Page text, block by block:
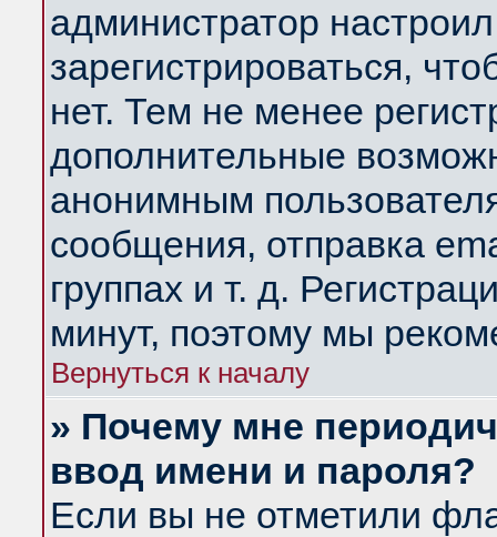
администратор
зарегистрироваться,
нет. Тем не менее
дополнительные
анонимным
сообщения, отправка
группах и т. д.
минут, поэтому мы
Вернуться к началу
» Почему мне
ввод имени и пароля?
Если вы не отметили